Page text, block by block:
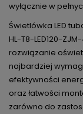
wyłącznie w
Świetlówka LED
HL-T8-LED120-
rozwiązanie
najbardziej
efektywności
oraz łatwości
zarówno do